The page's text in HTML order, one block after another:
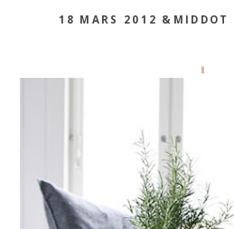
18 MARS 2012 &MIDDOT